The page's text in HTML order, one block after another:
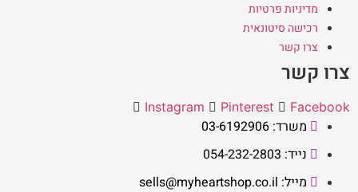
מדיניות פרטיות
רכישה סיטונאית
צרו קשר
צרו קשר
Instagram Pinterest Facebook
משרד: 03-6192906
נייד: 054-232-2803
מייל: sells@myheartshop.co.il